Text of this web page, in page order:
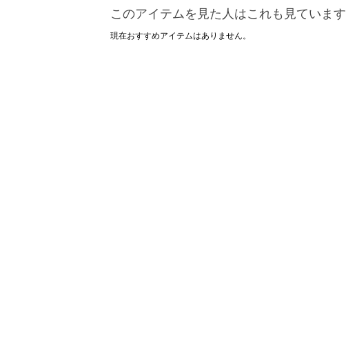
このアイテムを見た人はこれも見ています
現在おすすめアイテムはありません。